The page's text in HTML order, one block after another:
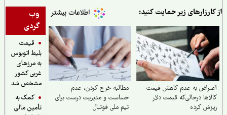
وب
گردی
قیمت
بلیط اتوبوس
به مرزهای
غربی کشور
مشخص شد
کمک به
تأمین مالی
زیر حمایت کنید:
به عدم کاهش‌ قیمت
درحالی‌که قیمت دلار
کرده
مطالبه خرج کردن، عدم
خساست و مدیریت درست برای
تیم ملی فوتبال